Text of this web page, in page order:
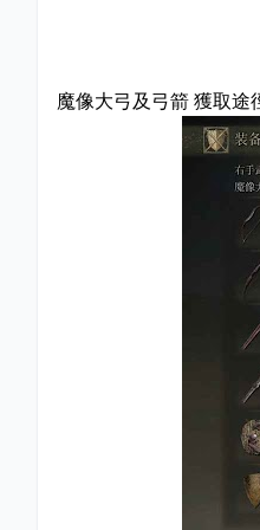
魔像大弓及弓箭 獲取